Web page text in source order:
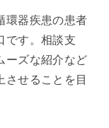
環器疾患の患者
です。相談支
ーズな紹介など
させることを目